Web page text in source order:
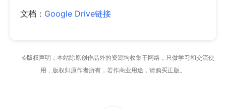
文档： Google Drive链接
©版权声明：本站除原创作品外的资源均收集于网络，只做学习和交流使
用，版权归原作者所有，若作商业用途，请购买正版。